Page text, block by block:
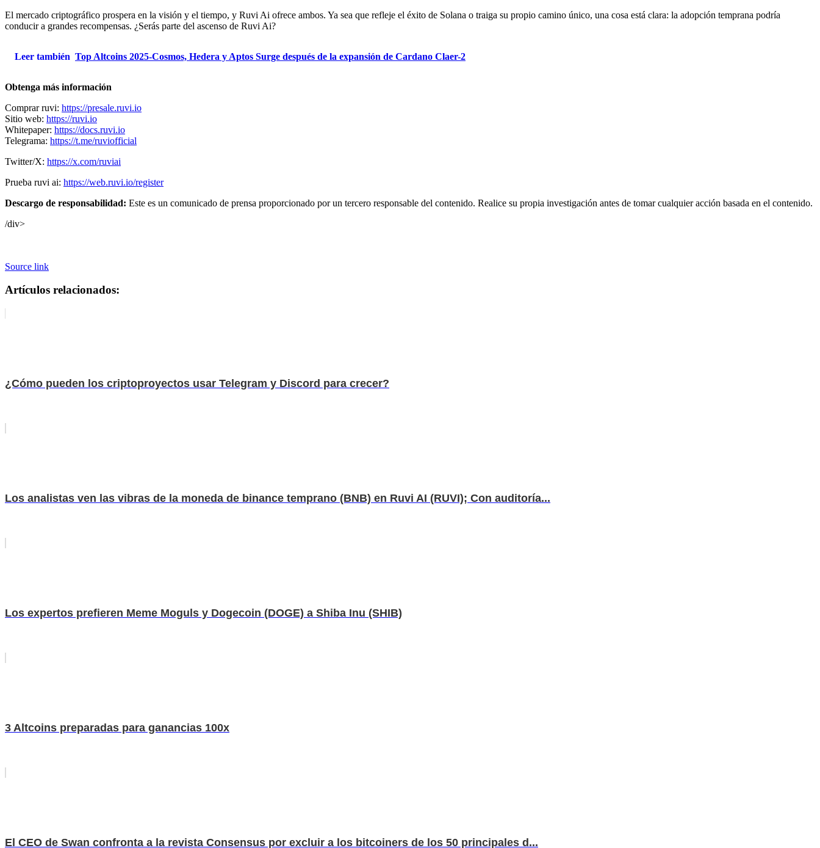
El mercado criptográfico prospera en la visión y el tiempo, y Ruvi Ai ofrece ambos. Ya sea que refleje el éxito de Solana o traiga su propio camino único, una cosa está clara: la adopción temprana podría
conducir a grandes recompensas. ¿Serás parte del ascenso de Ruvi Ai?
Leer también Top Altcoins 2025-Cosmos, Hedera y Aptos Surge después de la expansión de Cardano Claer-2
Obtenga más información
Comprar ruvi: https://presale.ruvi.io
Sitio web: https://ruvi.io
Whitepaper: https://docs.ruvi.io
Telegrama: https://t.me/ruviofficial
Twitter/X: https://x.com/ruviai
Prueba ruvi ai: https://web.ruvi.io/register
Descargo de responsabilidad: Este es un comunicado de prensa proporcionado por un tercero responsable del contenido. Realice su propia investigación antes de tomar cualquier acción basada en el contenido.
/div>
Source link
Artículos relacionados:
¿Cómo pueden los criptoproyectos usar Telegram y Discord para crecer?
Los analistas ven las vibras de la moneda de binance temprano (BNB) en Ruvi AI (RUVI); Con auditoría...
Los expertos prefieren Meme Moguls y Dogecoin (DOGE) a Shiba Inu (SHIB)
3 Altcoins preparadas para ganancias 100x
El CEO de Swan confronta a la revista Consensus por excluir a los bitcoiners de los 50 principales d...